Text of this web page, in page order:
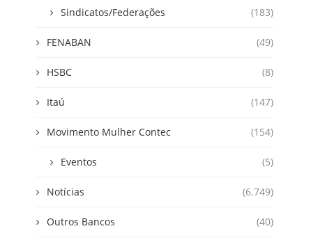
Sindicatos/Federações (183)
FENABAN (49)
HSBC (8)
Itaú (147)
Movimento Mulher Contec (154)
Eventos (5)
Notícias (6.749)
Outros Bancos (40)